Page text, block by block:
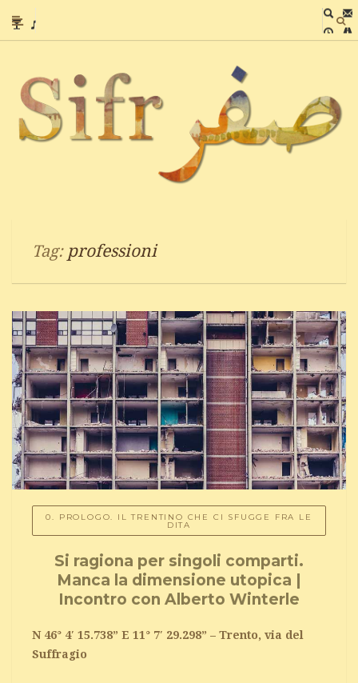
Tag: professioni
0. PROLOGO. IL TRENTINO CHE CI SFUGGE FRA LE
DITA
Si ragiona per singoli comparti.
Manca la dimensione utopica |
Incontro con Alberto Winterle
N 46° 4′ 15.738” E 11° 7′ 29.298” – Trento, via del
Suffragio